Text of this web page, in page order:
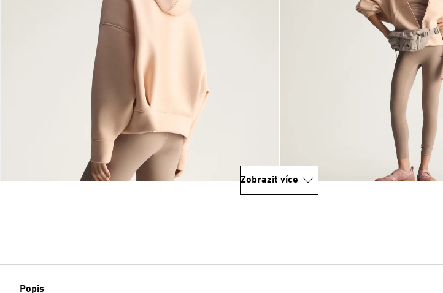
Zobrazit více
Popis